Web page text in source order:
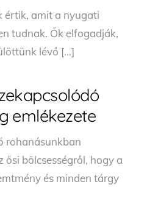
értik, amit a nyugati
tudnak. Ők elfogadják,
lévő […]
emlékezete
rohanásunkban
bölcsességről, hogy a
és minden tárgy